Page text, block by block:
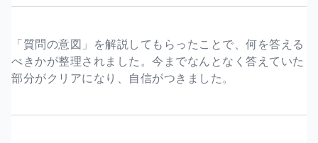
「質問の意図」を解説してもらったことで、何を答える
べきかが整理されました。今までなんとなく答えていた
部分がクリアになり、自信がつきました。